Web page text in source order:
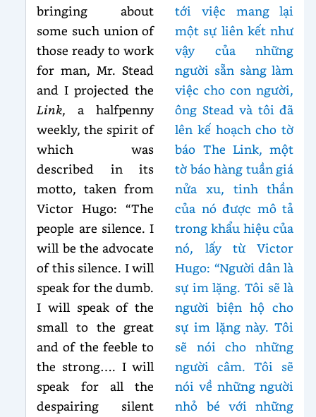
bringing about
some such union of
those ready to work
for man, Mr. Stead
and I projected the
Link, a halfpenny
weekly, the spirit of
which was
described in its
motto, taken from
Victor Hugo: “The
people are silence. I
will be the advocate
of this silence. I will
speak for the dumb.
I will speak of the
small to the great
and of the feeble to
the strong…. I will
speak for all the
despairing silent
tới việc mang lại
một sự liên kết như
vậy của những
người sẵn sàng làm
việc cho con người,
ông Stead và tôi đã
lên kế hoạch cho tờ
báo The Link, một
tờ báo hàng tuần giá
nửa xu, tinh thần
của nó được mô tả
trong khẩu hiệu của
nó, lấy từ Victor
Hugo: “Người dân là
sự im lặng. Tôi sẽ là
người biện hộ cho
sự im lặng này. Tôi
sẽ nói cho những
người câm. Tôi sẽ
nói về những người
nhỏ bé với những